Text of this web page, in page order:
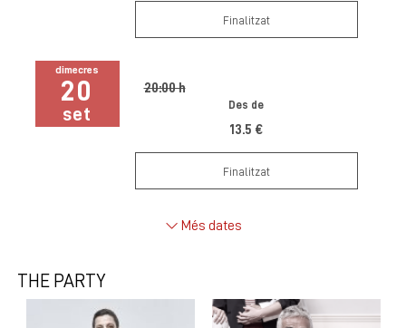
Finalitzat
dimecres
20
set
20:00 h
Des de
13.5 €
Finalitzat
Més dates
THE PARTY